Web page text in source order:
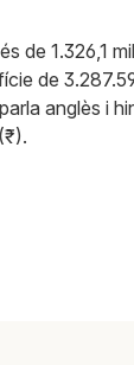
de 1.326,1
de
anglès i